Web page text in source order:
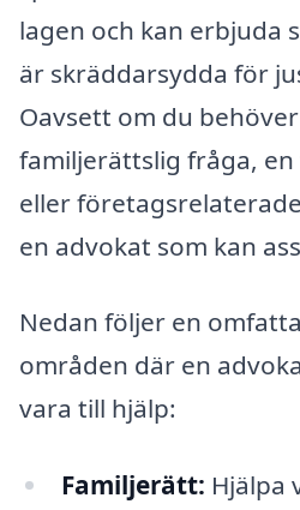
lagen och kan erbjuda
är skräddarsydda för
Oavsett om du
familjerättslig fråga,
eller
en advokat som kan
Nedan följer en
områden där en
vara till hjälp:
Familjerätt: Hjälpa